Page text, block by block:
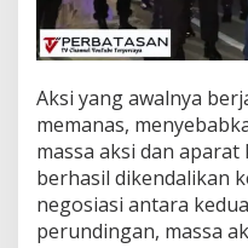
​Aksi yang awalnya
memanas,
massa aksi dan
berhasil dikendalikan
negosiasi antara
perundingan, massa